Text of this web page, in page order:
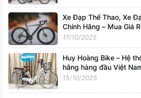
Xe Đạp Thể Thao, Xe
Chính Hãng – Mua Giá
Xedapvip.com
17/10/2025
Huy Hoàng Bike – Hệ
hãng hàng đầu Việt
15/10/2025